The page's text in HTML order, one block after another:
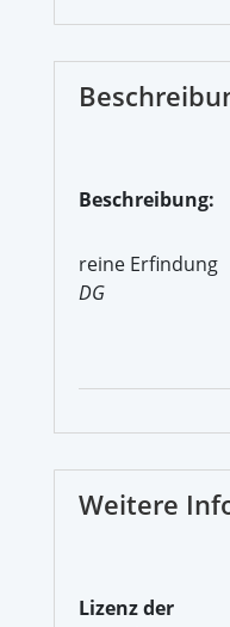
Beschreibung:
reine Erfindung
DG
Weitere
Lizenz der